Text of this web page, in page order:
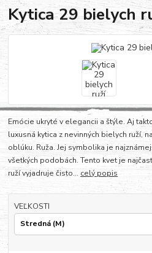
Kytica 29 bielych
Emócie ukryté v elegancii a štýle. Aj
luxusná kytica z nevinných bielych ruží,
oblúku. Ruža. Jej symbolika je
všetkých podobách. Tento kvet je
ruží vyjadruje čisto... celý popis
VEĽKOSTI